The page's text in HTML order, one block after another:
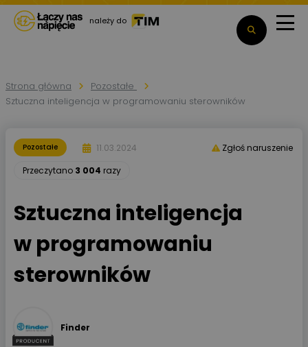
należy do
Strona główna
Pozostałe
Sztuczna inteligencja w programowaniu sterowników
Pozostałe
11.03.2024
Przeczytano 3 004 razy
Zgłoś naruszenie
Sztuczna inteligencja
w programowaniu
sterowników
Finder